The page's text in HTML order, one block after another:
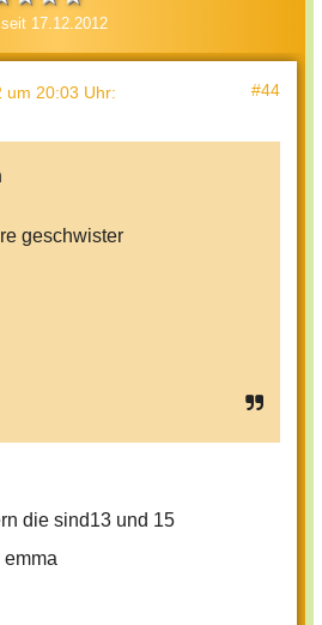
17.12.2012
um 20:03 Uhr: #44
geschwister
die sind13 und 15